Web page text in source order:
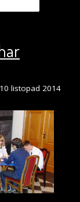
listopad 2014